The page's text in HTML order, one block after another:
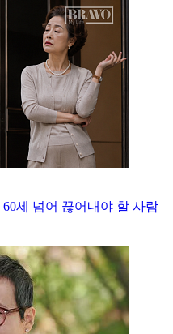
세 넘어 끊어내야 할 사람